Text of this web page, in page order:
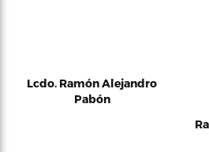
Lcdo. Ramón Alejandro
Pabón